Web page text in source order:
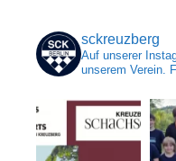
sckreuzberg
Auf unserer
unserem Verein.